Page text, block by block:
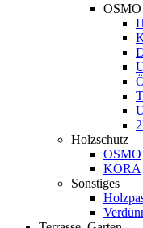
OSMO
Holzschutz
OSMO
KORA
Sonstiges